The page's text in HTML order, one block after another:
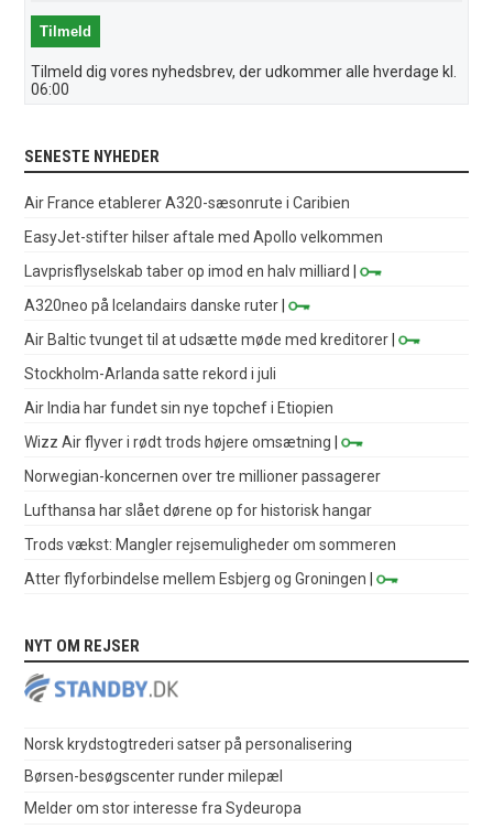
Tilmeld dig vores nyhedsbrev, der udkommer alle hverdage kl.
06:00
SENESTE NYHEDER
Air France etablerer A320-sæsonrute i Caribien
EasyJet-stifter hilser aftale med Apollo velkommen
Lavprisflyselskab taber op imod en halv milliard
|
A320neo på Icelandairs danske ruter |
Air Baltic tvunget til at udsætte møde med kreditorer |
Stockholm-Arlanda satte rekord i juli
Air India har fundet sin nye topchef i Etiopien
Wizz Air flyver i rødt trods højere omsætning |
Norwegian-koncernen over tre millioner passagerer
Lufthansa har slået dørene op for historisk hangar
Trods vækst: Mangler rejsemuligheder om sommeren
Atter flyforbindelse mellem Esbjerg og Groningen |
NYT OM REJSER
Norsk krydstogtrederi satser på personalisering
Børsen-besøgscenter runder milepæl
Melder om stor interesse fra Sydeuropa